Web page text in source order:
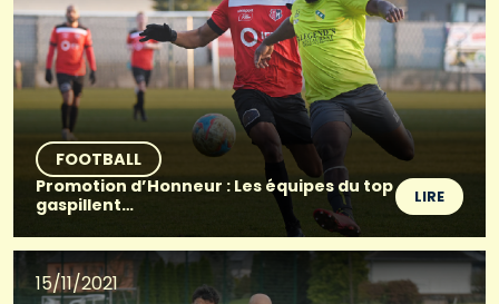
FOOTBALL
Promotion d’Honneur : Les équipes du top
gaspillent…
LIRE
15/11/2021